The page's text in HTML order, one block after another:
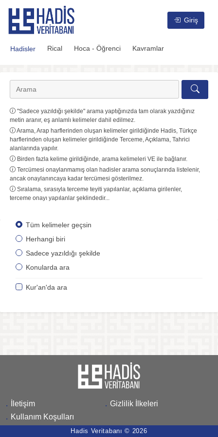
Hadis Veritabanı
Hadisler Rical Hoca - Öğrenci Kavramlar
Giriş
"Sadece yazıldığı şekilde" arama yaptığınızda tam olarak yazdığınız
metin aranır, eş anlamlı kelimeler dahil edilmez.
Arama, Arap harflerinden oluşan kelimeler girildiğinde Hadis, Türkçe
harflerinden oluşan kelimeler girildiğinde Terceme, Açıklama, Tahrici
alanlarında yapılır.
Birden fazla kelime girildiğinde, arama kelimeleri VE ile bağlanır.
Tercümesi onaylanmamış olan hadisler arama sonuçlarında listelenir,
ancak onaylanıncaya kadar tercümesi gösterilmez.
Sıralama, sırasıyla terceme teyiti yapılanlar, açıklama girilenler,
terceme onayı yapılanlar şeklindedir...
Tüm kelimeler geçsin
Herhangi biri
Sadece yazıldığı şekilde
Konularda ara
Kur'an'da ara
. İletişim . Gizlilik İlkeleri
. Kullanım Koşulları
Hadis Veritabanı © 2026